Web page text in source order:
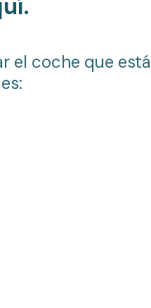
el coche que